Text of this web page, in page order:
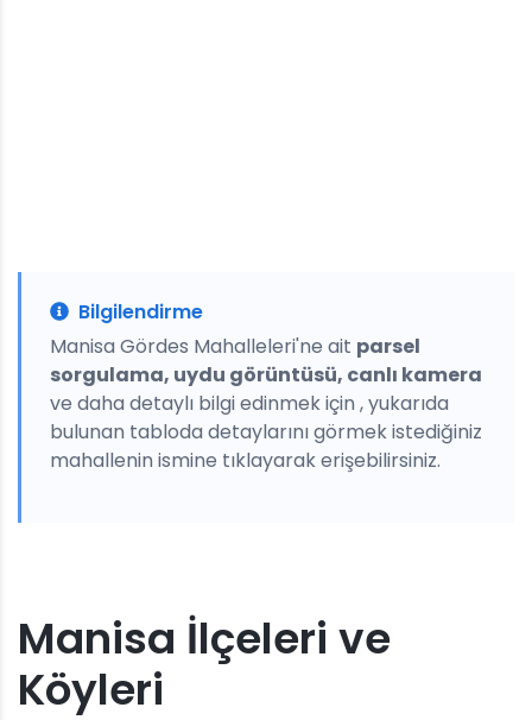
Bilgilendirme
Manisa Gördes Mahalleleri'ne ait parsel
sorgulama, uydu görüntüsü, canlı kamera
ve daha detaylı bilgi edinmek için , yukarıda
bulunan tabloda detaylarını görmek istediğiniz
mahallenin ismine tıklayarak erişebilirsiniz.
Manisa İlçeleri ve
Köyleri